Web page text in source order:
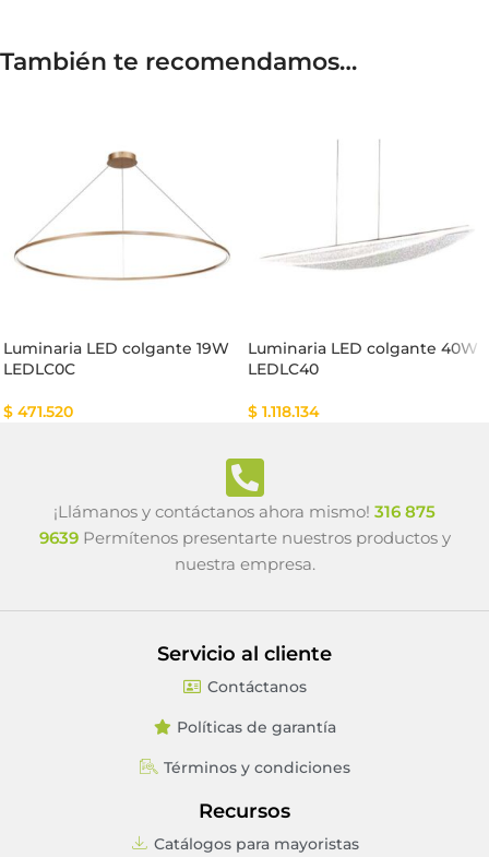
También te recomendamos…
Luminaria LED colgante 19W
LEDLC0C
$ 471.520
Luminaria LED colgante 40W
LEDLC40
$ 1.118.134
¡Llámanos y contáctanos ahora mismo! 316 875
9639Permítenos presentarte nuestros productos y
nuestra empresa.
Servicio al cliente
Contáctanos
Políticas de garantía
Términos y condiciones
Recursos
Catálogos para mayoristas